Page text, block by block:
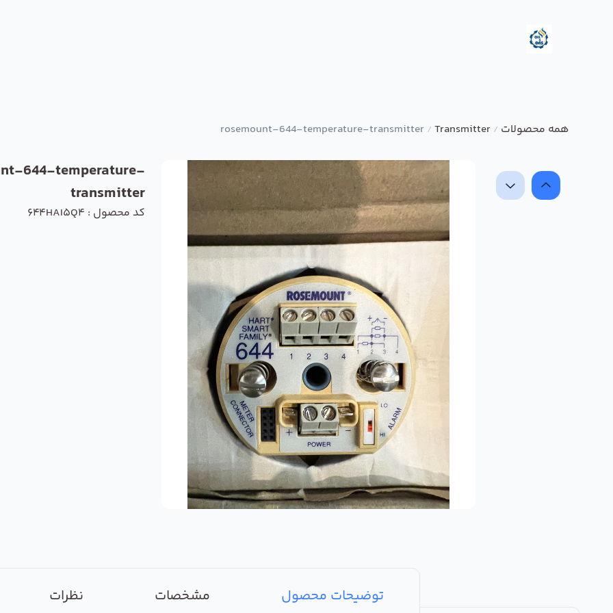
همه محصولات /
Transmitter
/
rosemount-644-temperature-transmitter
644-temperature-
transmitter
کد محصول : 644HAI5Q4
توضیحات محصول مشخصات نظرات